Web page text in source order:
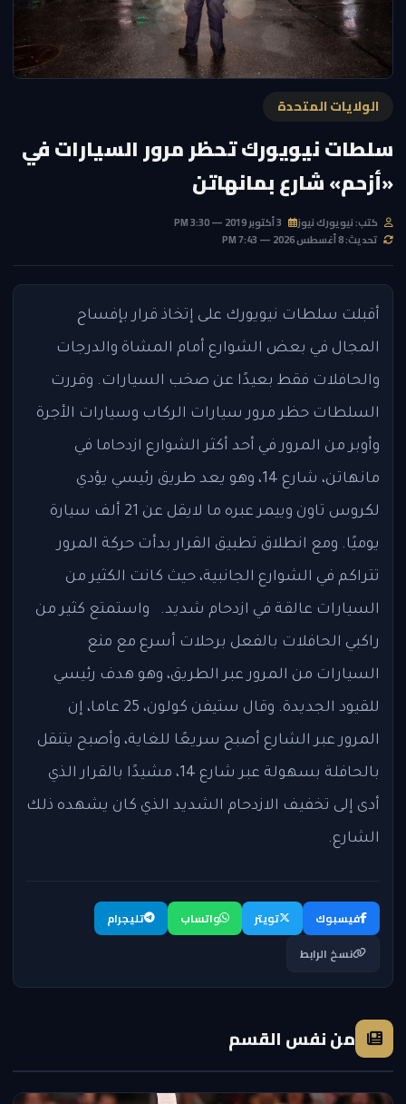
الولايات المتحدة
سلطات نيويورك تحظر مرور السيارات في
«أزحم» شارع بمانهاتن
كتب: نيويورك نيوز
تحديث: 8 أغسطس 2026 — 7:43 PM
أقبلت سلطات نيويورك على إتخاذ قرار بإفساح
المجال في بعض الشوارع أمام المشاة والدرجات
والحافلات فقط بعيدًا عن صخب السيارات. وقررت
السلطات حظر مرور سيارات الركاب وسيارات الأجرة
وأوبر من المرور في أحد أكثر الشوارع ازدحاما في
مانهاتن، شارع 14، وهو يعد طريق رئيسي يؤدي
لكروس تاون وييمر عبره ما لايقل عن 21 ألف سيارة
يوميًا. ومع انطلاق تطبيق القرار بدأت حركة المرور
تتراكم في الشوارع الجانبية، حيث كانت الكثير من
السيارات عالقة في ازدحام شديد. واستمتع كثير من
راكبي الحافلات بالفعل برحلات أسرع مع منع
السيارات من المرور عبر الطريق، وهو هدف رئيسي
للقيود الجديدة. وقال ستيفن كولون، 25 عاما، إن
المرور عبر الشارع أصبح سريعًا للغاية، وأصبح يتنقل
بالحافلة بسهولة عبر شارع 14، مشيدًا بالقرار الذي
أدى إلى تخفيف الازدحام الشديد الذي كان يشهده ذلك
الشارع.
فيسبوك تويتر واتساب
تليجرام
نسخ الرابط
من نفس القسم